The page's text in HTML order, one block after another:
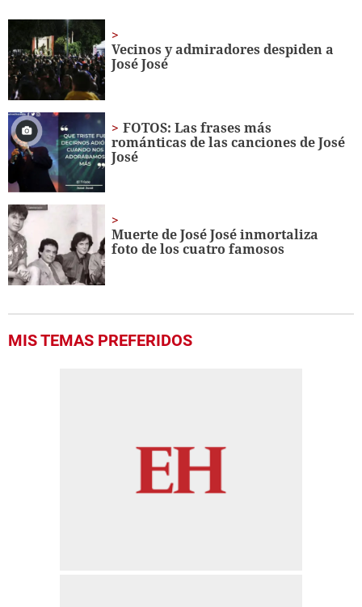
minute,
56
seconds
Vecinos y admiradores despiden a
José José
FOTOS: Las frases más
románticas de las canciones de José
José
Muerte de José José inmortaliza
foto de los cuatro famosos
MIS TEMAS PREFERIDOS